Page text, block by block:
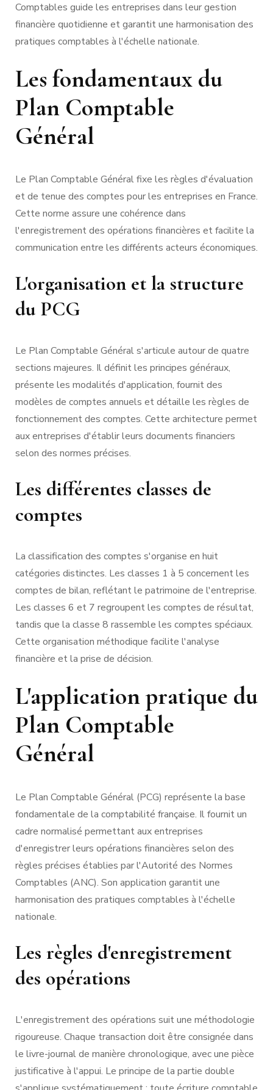
Comptables guide les entreprises dans leur gestion
financière quotidienne et garantit une harmonisation des
pratiques comptables à l'échelle nationale.
Les fondamentaux du
Plan Comptable
Général
Le Plan Comptable Général fixe les règles d'évaluation
et de tenue des comptes pour les entreprises en France.
Cette norme assure une cohérence dans
l'enregistrement des opérations financières et facilite la
communication entre les différents acteurs économiques.
L'organisation et la structure
du PCG
Le Plan Comptable Général s'articule autour de quatre
sections majeures. Il définit les principes généraux,
présente les modalités d'application, fournit des
modèles de comptes annuels et détaille les règles de
fonctionnement des comptes. Cette architecture permet
aux entreprises d'établir leurs documents financiers
selon des normes précises.
Les différentes classes de
comptes
La classification des comptes s'organise en huit
catégories distinctes. Les classes 1 à 5 concernent les
comptes de bilan, reflétant le patrimoine de l'entreprise.
Les classes 6 et 7 regroupent les comptes de résultat,
tandis que la classe 8 rassemble les comptes spéciaux.
Cette organisation méthodique facilite l'analyse
financière et la prise de décision.
L'application pratique du
Plan Comptable
Général
Le Plan Comptable Général (PCG) représente la base
fondamentale de la comptabilité française. Il fournit un
cadre normalisé permettant aux entreprises
d'enregistrer leurs opérations financières selon des
règles précises établies par l'Autorité des Normes
Comptables (ANC). Son application garantit une
harmonisation des pratiques comptables à l'échelle
nationale.
Les règles d'enregistrement
des opérations
L'enregistrement des opérations suit une méthodologie
rigoureuse. Chaque transaction doit être consignée dans
le livre-journal de manière chronologique, avec une pièce
justificative à l'appui. Le principe de la partie double